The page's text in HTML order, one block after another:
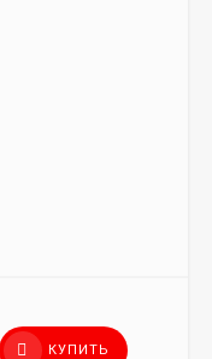
КУПИТЬ